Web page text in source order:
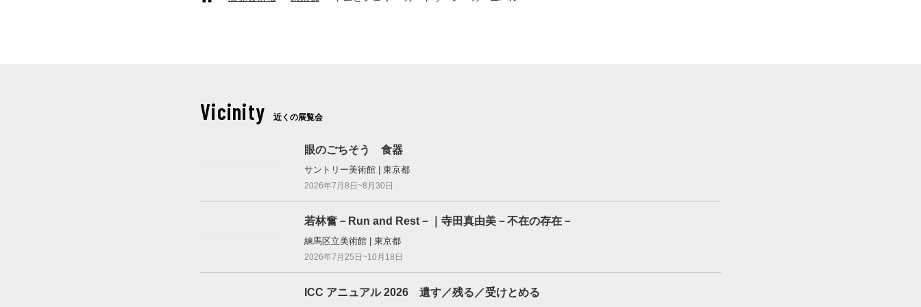
Vicinity 近くの展覧会
眼のごちそう 食器
サントリー美術館 | 東京都
2026年7月8日~8月30日
若林奮－Run and Rest－｜寺田真由美－不在の存在－
練馬区立美術館 | 東京都
2026年7月25日~10月18日
ICC アニュアル 2026 遺す／残る／受けとめる